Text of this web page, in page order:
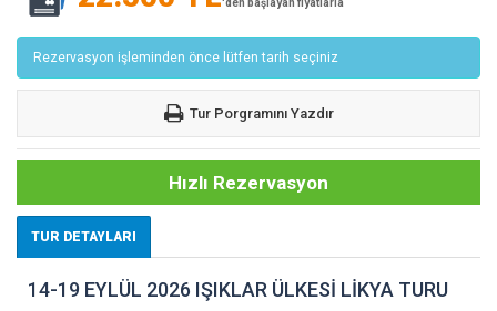
'den başlayan fiyatlarla
Rezervasyon işleminden önce lütfen tarih seçiniz
Tur Porgramını Yazdır
Hızlı Rezervasyon
TUR DETAYLARI
14-19 EYLÜL 2026 IŞIKLAR ÜLKESİ LİKYA TURU